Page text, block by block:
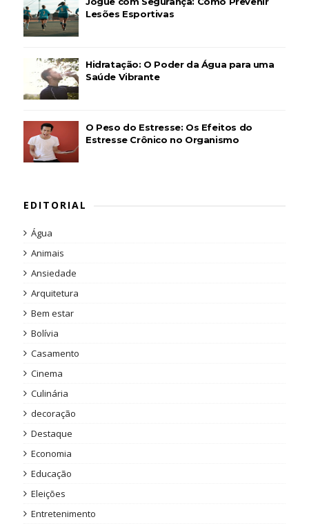
Lesões Esportivas
Hidratação: O Poder da Água para uma
Saúde Vibrante
O Peso do Estresse: Os Efeitos do
Estresse Crônico no Organismo
EDITORIAL
Água
Animais
Ansiedade
Arquitetura
Bem estar
Bolívia
Casamento
Cinema
Culinária
decoração
Destaque
Economia
Educação
Eleições
Entretenimento